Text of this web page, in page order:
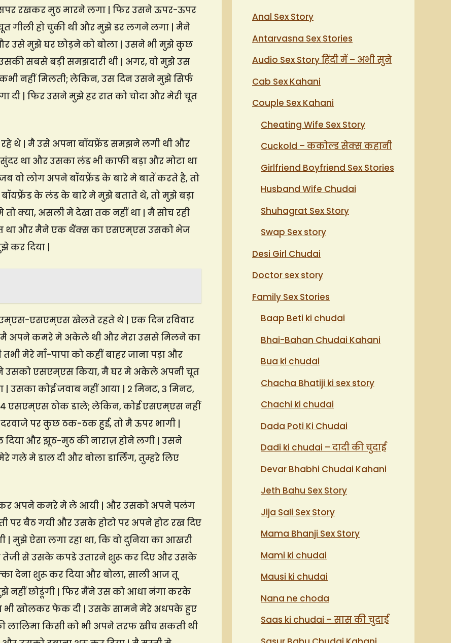
रखकर मुठ मारने लगा | फिर उसने ऊपर-ऊपर
चूत गीली हो चुकी थी और मुझे डर लगने लगा | मैने
उसे मुझे घर छोड़ने को बोला | उसने भी मुझे कुछ
सबसे बड़ी समझदारी थी | अगर, वो मुझे उस
नहीं मिलती; लेकिन, उस दिन उसने मुझे सिर्फ
दी | फिर उसने मुझे हर रात को चोदा और मेरी चूत
रहे थे | मै उसे अपना बॉयफ्रेंड समझने लगी थी और
था और उसका लंड भी काफी बड़ा और मोटा था
जब वो लोग अपने बॉयफ्रेंड के बारे मे बातें करते है, तो
के लंड के बारे मे मुझे बताते थे, तो मुझे बड़ा
क्या, असली मे देखा तक नहीं था | मै सोच रही
था और मैने एक थैंक्स का एसएम्एस उसको भेज
कर दिया |
एसएम्एस खेलते रहते थे | एक दिन रविवार
मै अपने कमरे मे अकेले थी और मेरा उससे मिलने का
मेरे माँ-पापा को कहीं बाहर जाना पड़ा और
एसएम्एस किया, मै घर मे अकेले अपनी चूत
| उसका कोई जवाब नहीं आया | २ मिनट, ३ मिनट,
एसएम्एस ठोक डाले; लेकिन, कोई एसएम्एस नहीं
पर कुछ ठक-ठक हुई, तो मै ऊपर भागी |
दिया और झूठ-मुठ की नाराज़ होने लगी | उसने
मे डाल दी और बोला डार्लिंग, तुम्हरे लिए
अपने कमरे मे ले आयी | और उसको अपने पलंग
पर बैठ गयी और उसके होटो पर अपने होट रख दिए
मुझे ऐसा लगा रहा था, कि वो दुनिया का आखरी
तेजी से उसके कपडे उतारने शुरू कर दिए और उसके
देना शुरू कर दिया और बोला, साली आज तू
नहीं छोडूंगी | फिर मैंने उस को आधा नंगा करके
भी खोलकर फेक दी | उसके सामने मेरे अधपके हुए
लालिमा किसी को भी अपने तरफ खीच सकती थी
Anal Sex Story
Antarvasna Sex Stories
Audio Sex Story हिंदी में – अभी सुने
Cab Sex Kahani
Couple Sex Kahani
Cheating Wife Sex Story
Cuckold – ककोल्ड सेक्स कहानी
Girlfriend Boyfriend Sex Stories
Husband Wife Chudai
Shuhagrat Sex Story
Swap Sex story
Desi Girl Chudai
Doctor sex story
Family Sex Stories
Baap Beti ki chudai
Bhai-Bahan Chudai Kahani
Bua ki chudai
Chacha Bhatiji ki sex story
Chachi ki chudai
Dada Poti Ki Chudai
Dadi ki chudai – दादी की चुदाई
Devar Bhabhi Chudai Kahani
Jeth Bahu Sex Story
Jija Sali Sex Story
Mama Bhanji Sex Story
Mami ki chudai
Mausi ki chudai
Nana ne choda
Saas ki chudai – सास की चुदाई